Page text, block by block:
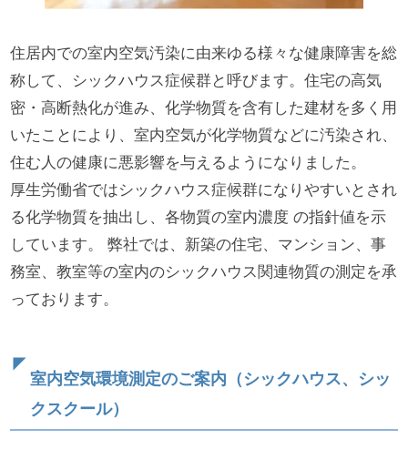
住居内での室内空気汚染に由来ゆる様々な健康障害を総
称して、シックハウス症候群と呼びます。住宅の高気
密・高断熱化が進み、化学物質を含有した建材を多く用
いたことにより、室内空気が化学物質などに汚染され、
住む人の健康に悪影響を与えるようになりました。
厚生労働省ではシックハウス症候群になりやすいとされ
る化学物質を抽出し、各物質の室内濃度 の指針値を示
しています。 弊社では、新築の住宅、マンション、事
務室、教室等の室内のシックハウス関連物質の測定を承
っております。
室内空気環境測定のご案内（シックハウス、シッ
クスクール）